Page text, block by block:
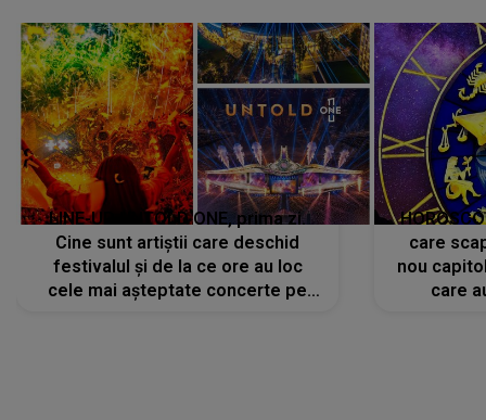
LINE-UP UNTOLD ONE, prima zi.
Cine sunt artiștii care deschid
festivalul și de la ce ore au loc
cele mai așteptate concerte pe
care
nou
care